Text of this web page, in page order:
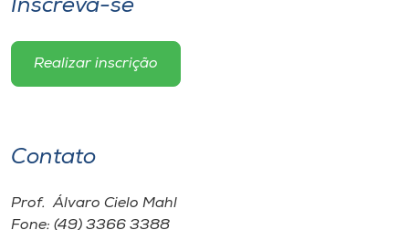
Inscreva-se
Realizar inscrição
Contato
Prof. Álvaro Cielo Mahl
Fone: (49) 3366 3388